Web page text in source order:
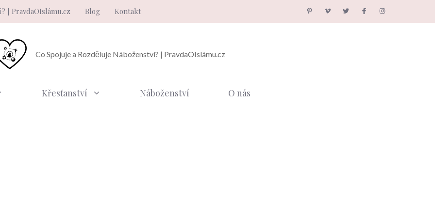
| PravdaOIslámu.cz Blog Kontakt
Co Spojuje a Rozděluje Náboženství? | PravdaOIslámu.cz
Křesťanství Náboženství O nás